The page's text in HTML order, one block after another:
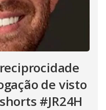
de visto
#JR24H